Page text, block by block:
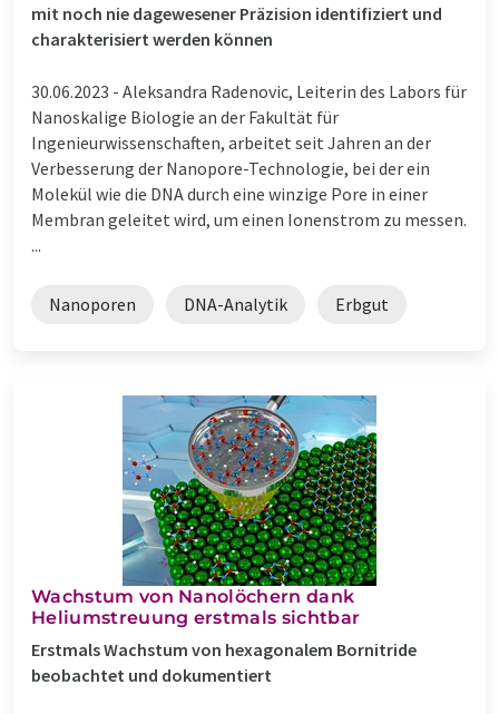
mit noch nie dagewesener Präzision identifiziert und
charakterisiert werden können
30.06.2023 - Aleksandra Radenovic, Leiterin des Labors für
Nanoskalige Biologie an der Fakultät für
Ingenieurwissenschaften, arbeitet seit Jahren an der
Verbesserung der Nanopore-Technologie, bei der ein
Molekül wie die DNA durch eine winzige Pore in einer
Membran geleitet wird, um einen Ionenstrom zu messen.
...
Nanoporen DNA-Analytik Erbgut
Wachstum von Nanolöchern dank
Heliumstreuung erstmals sichtbar
Erstmals Wachstum von hexagonalem Bornitride
beobachtet und dokumentiert